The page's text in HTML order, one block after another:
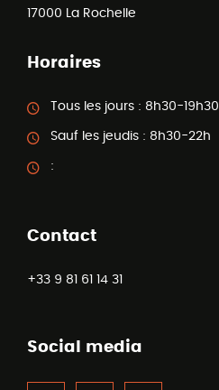
17000 La Rochelle
Horaires
Tous les jours : 8h30-19h30
Sauf les jeudis : 8h30-22h
:
Contact
+33 9 81 61 14 31
Social media